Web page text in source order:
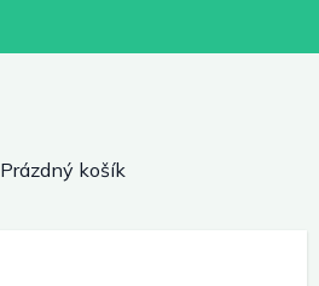
Nákupní
Prázdný košík